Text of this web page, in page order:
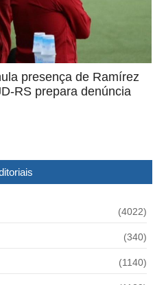
presença de Ramírez
RS prepara denúncia
(4022)
(340)
(1140)